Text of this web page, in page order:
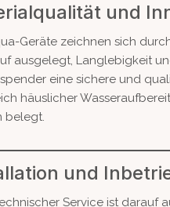
und
Geräte zeichnen sich
ausgelegt, Langlebigkeit
eine sichere und
häuslicher
belegt.
und
Service ist darauf